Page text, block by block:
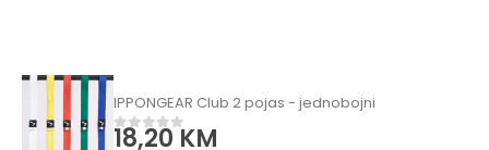
IPPONGEAR Club 2 pojas - jednobojni
od 5
18,20KM